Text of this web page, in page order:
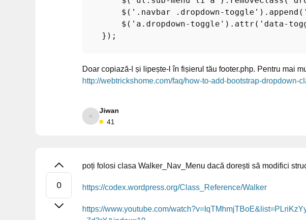
$('.navbar .dropdown-
$('a.dropdown-toggle').attr('data-
    });
Doar copiază-l și lipește-l în fișierul tău footer.php. Pentru mai
http://webtrickshome.com/faq/how-to-add-bootstrap-dropdown-
Jiwan
41
poți folosi clasa Walker_Nav_Menu dacă dorești să modifici
https://codex.wordpress.org/Class_Reference/Walker
https://www.youtube.com/